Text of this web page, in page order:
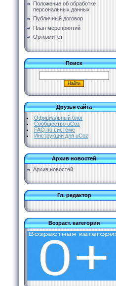
Положение об обработке
персональных данных
Публичный договор
План мероприятий
Оргкомитет
Поиск
Друзья сайта
Официальный блог
Сообщество uCoz
FAQ по системе
Инструкции для uCoz
Архив новостей
Архив новостей
Гл. редактор
Возраст. категория